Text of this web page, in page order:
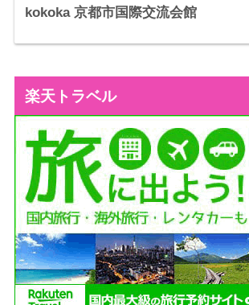
kokoka 京都市国際交流会館
楽天トラベル